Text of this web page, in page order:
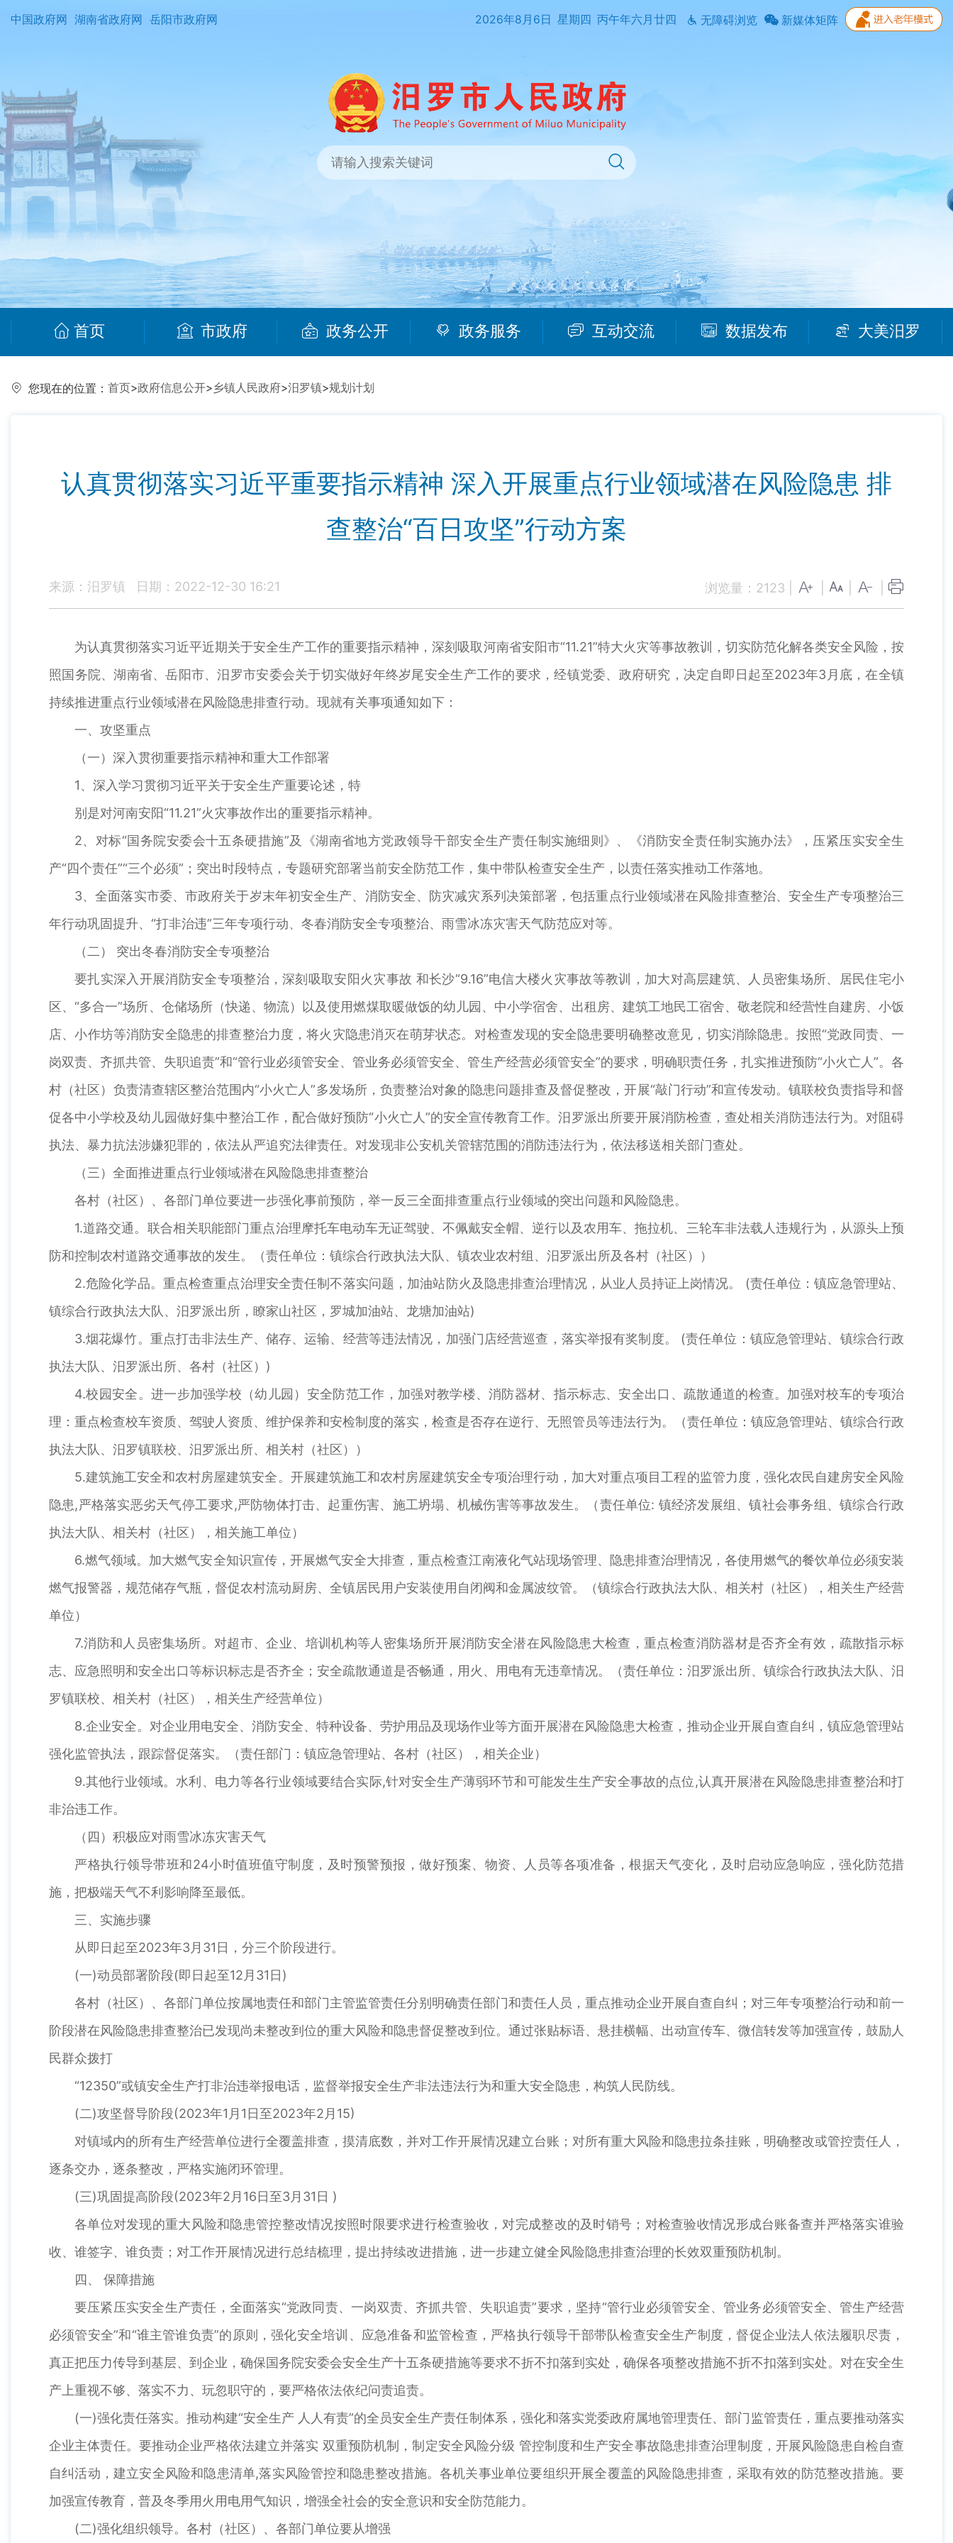
中国政府网 湖南省政府网 岳阳市政府网 2026年8月6日 星期四 丙午年六月廿四 无障碍浏览 新媒体矩阵
首页 市政府 政务公开 政务服务 互动交流 数据发布 大美汨罗
您现在的位置： 首页>政府信息公开>乡镇人民政府>汨罗镇>规划计划
认真贯彻落实习近平重要指示精神 深入开展重点行业领域潜在风险隐患 排
查整治“百日攻坚”行动方案
来源：汨罗镇 日期：2022-12-30 16:21 浏览量： 2123
为认真贯彻落实习近平近期关于安全生产工作的重要指示精神，深刻吸取河南省安阳市“11.21”特大火灾等事故教训，切实防范化解各类安全风险，按
照国务院、湖南省、岳阳市、汨罗市安委会关于切实做好年终岁尾安全生产工作的要求，经镇党委、政府研究，决定自即日起至2023年3月底，在全镇
持续推进重点行业领域潜在风险隐患排查行动。现就有关事项通知如下：
一、攻坚重点
（一）深入贯彻重要指示精神和重大工作部署
1、深入学习贯彻习近平关于安全生产重要论述，特
别是对河南安阳“11.21”火灾事故作出的重要指示精神。
2、对标“国务院安委会十五条硬措施”及《湖南省地方党政领导干部安全生产责任制实施细则》、《消防安全责任制实施办法》，压紧压实安全生
产“四个责任”“三个必须”；突出时段特点，专题研究部署当前安全防范工作，集中带队检查安全生产，以责任落实推动工作落地。
3、全面落实市委、市政府关于岁末年初安全生产、消防安全、防灾减灾系列决策部署，包括重点行业领域潜在风险排查整治、安全生产专项整治三
年行动巩固提升、“打非治违”三年专项行动、冬春消防安全专项整治、雨雪冰冻灾害天气防范应对等。
（二） 突出冬春消防安全专项整治
要扎实深入开展消防安全专项整治，深刻吸取安阳火灾事故 和长沙“9.16”电信大楼火灾事故等教训，加大对高层建筑、人员密集场所、居民住宅小
区、“多合一”场所、仓储场所（快递、物流）以及使用燃煤取暖做饭的幼儿园、中小学宿舍、出租房、建筑工地民工宿舍、敬老院和经营性自建房、小饭
店、小作坊等消防安全隐患的排查整治力度，将火灾隐患消灭在萌芽状态。对检查发现的安全隐患要明确整改意见，切实消除隐患。按照“党政同责、一
岗双责、齐抓共管、失职追责”和“管行业必须管安全、管业务必须管安全、管生产经营必须管安全”的要求，明确职责任务，扎实推进预防“小火亡人”。各
村（社区）负责清查辖区整治范围内“小火亡人”多发场所，负责整治对象的隐患问题排查及督促整改，开展“敲门行动”和宣传发动。镇联校负责指导和督
促各中小学校及幼儿园做好集中整治工作，配合做好预防“小火亡人”的安全宣传教育工作。汨罗派出所要开展消防检查，查处相关消防违法行为。对阻碍
执法、暴力抗法涉嫌犯罪的，依法从严追究法律责任。对发现非公安机关管辖范围的消防违法行为，依法移送相关部门查处。
（三）全面推进重点行业领域潜在风险隐患排查整治
各村（社区）、各部门单位要进一步强化事前预防，举一反三全面排查重点行业领域的突出问题和风险隐患。
1.道路交通。联合相关职能部门重点治理摩托车电动车无证驾驶、不佩戴安全帽、逆行以及农用车、拖拉机、三轮车非法载人违规行为，从源头上预
防和控制农村道路交通事故的发生。（责任单位：镇综合行政执法大队、镇农业农村组、汨罗派出所及各村（社区））
2.危险化学品。重点检查重点治理安全责任制不落实问题，加油站防火及隐患排查治理情况，从业人员持证上岗情况。 (责任单位：镇应急管理站、
镇综合行政执法大队、汨罗派出所，瞭家山社区，罗城加油站、龙塘加油站)
3.烟花爆竹。重点打击非法生产、储存、运输、经营等违法情况，加强门店经营巡查，落实举报有奖制度。 (责任单位：镇应急管理站、镇综合行政
执法大队、汨罗派出所、各村（社区）)
4.校园安全。进一步加强学校（幼儿园）安全防范工作，加强对教学楼、消防器材、指示标志、安全出口、疏散通道的检查。加强对校车的专项治
理：重点检查校车资质、驾驶人资质、维护保养和安检制度的落实，检查是否存在逆行、无照管员等违法行为。（责任单位：镇应急管理站、镇综合行政
执法大队、汨罗镇联校、汨罗派出所、相关村（社区））
5.建筑施工安全和农村房屋建筑安全。开展建筑施工和农村房屋建筑安全专项治理行动，加大对重点项目工程的监管力度，强化农民自建房安全风险
隐患,严格落实恶劣天气停工要求,严防物体打击、起重伤害、施工坍塌、机械伤害等事故发生。（责任单位: 镇经济发展组、镇社会事务组、镇综合行政
执法大队、相关村（社区），相关施工单位）
6.燃气领域。加大燃气安全知识宣传，开展燃气安全大排查，重点检查江南液化气站现场管理、隐患排查治理情况，各使用燃气的餐饮单位必须安装
燃气报警器，规范储存气瓶，督促农村流动厨房、全镇居民用户安装使用自闭阀和金属波纹管。（镇综合行政执法大队、相关村（社区），相关生产经营
单位）
7.消防和人员密集场所。对超市、企业、培训机构等人密集场所开展消防安全潜在风险隐患大检查，重点检查消防器材是否齐全有效，疏散指示标
志、应急照明和安全出口等标识标志是否齐全；安全疏散通道是否畅通，用火、用电有无违章情况。（责任单位：汨罗派出所、镇综合行政执法大队、汨
罗镇联校、相关村（社区），相关生产经营单位）
8.企业安全。对企业用电安全、消防安全、特种设备、劳护用品及现场作业等方面开展潜在风险隐患大检查，推动企业开展自查自纠，镇应急管理站
强化监管执法，跟踪督促落实。（责任部门：镇应急管理站、各村（社区），相关企业）
9.其他行业领域。水利、电力等各行业领域要结合实际,针对安全生产薄弱环节和可能发生生产安全事故的点位,认真开展潜在风险隐患排查整治和打
非治违工作。
（四）积极应对雨雪冰冻灾害天气
严格执行领导带班和24小时值班值守制度，及时预警预报，做好预案、物资、人员等各项准备，根据天气变化，及时启动应急响应，强化防范措
施，把极端天气不利影响降至最低。
三、实施步骤
从即日起至2023年3月31日，分三个阶段进行。
(一)动员部署阶段(即日起至12月31日)
各村（社区）、各部门单位按属地责任和部门主管监管责任分别明确责任部门和责任人员，重点推动企业开展自查自纠；对三年专项整治行动和前一
阶段潜在风险隐患排查整治已发现尚未整改到位的重大风险和隐患督促整改到位。通过张贴标语、悬挂横幅、出动宣传车、微信转发等加强宣传，鼓励人
民群众拨打
“12350”或镇安全生产打非治违举报电话，监督举报安全生产非法违法行为和重大安全隐患，构筑人民防线。
(二)攻坚督导阶段(2023年1月1日至2023年2月15)
对镇域内的所有生产经营单位进行全覆盖排查，摸清底数，并对工作开展情况建立台账；对所有重大风险和隐患拉条挂账，明确整改或管控责任人，
逐条交办，逐条整改，严格实施闭环管理。
(三)巩固提高阶段(2023年2月16日至3月31日 )
各单位对发现的重大风险和隐患管控整改情况按照时限要求进行检查验收，对完成整改的及时销号；对检查验收情况形成台账备查并严格落实谁验
收、谁签字、谁负责；对工作开展情况进行总结梳理，提出持续改进措施，进一步建立健全风险隐患排查治理的长效双重预防机制。
四、 保障措施
要压紧压实安全生产责任，全面落实“党政同责、一岗双责、齐抓共管、失职追责”要求，坚持“管行业必须管安全、管业务必须管安全、管生产经营
必须管安全”和“谁主管谁负责”的原则，强化安全培训、应急准备和监管检查，严格执行领导干部带队检查安全生产制度，督促企业法人依法履职尽责，
真正把压力传导到基层、到企业，确保国务院安委会安全生产十五条硬措施等要求不折不扣落到实处，确保各项整改措施不折不扣落到实处。对在安全生
产上重视不够、落实不力、玩忽职守的，要严格依法依纪问责追责。
(一)强化责任落实。推动构建“安全生产 人人有责”的全员安全生产责任制体系，强化和落实党委政府属地管理责任、部门监管责任，重点要推动落实
企业主体责任。要推动企业严格依法建立并落实 双重预防机制，制定安全风险分级 管控制度和生产安全事故隐患排查治理制度，开展风险隐患自检自查
自纠活动，建立安全风险和隐患清单,落实风险管控和隐患整改措施。各机关事业单位要组织开展全覆盖的风险隐患排查，采取有效的防范整改措施。要
加强宣传教育，普及冬季用火用电用气知识，增强全社会的安全意识和安全防范能力。
(二)强化组织领导。各村（社区）、各部门单位要从增强